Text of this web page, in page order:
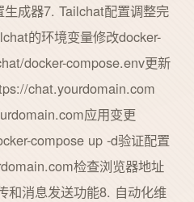
成器7. Tailchat配置调整完
的环境变量修改docker-
docker-compose.env更新
chat.yourdomain.com
应用变更
compose up -d验证配置
检查浏览器地址
和消息发送功能8. 自动化维